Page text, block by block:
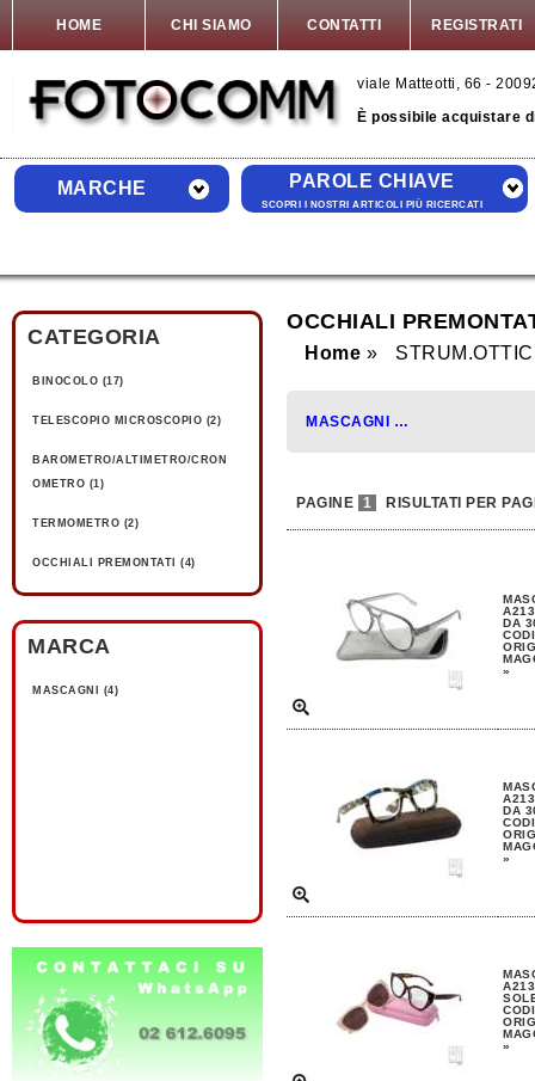
HOME CHI SIAMO CONTATTI REGISTRATI
viale Matteotti, 66 -
È possibile acquistare
MARCHE PAROLE CHIAVE
SCOPRI I NOSTRI ARTICOLI PIÙ RICERCATI
CATEGORIA
BINOCOLO (17)
TELESCOPIO MICROSCOPIO (2)
BAROMETRO/ALTIMETRO/CRON
OMETRO (1)
TERMOMETRO (2)
OCCHIALI PREMONTATI (4)
MARCA
MASCAGNI (4)
OCCHIALI
Home
MASCAGNI (4)
PAGINE 1 RISULTATI PER
DA
»
DA
»
»